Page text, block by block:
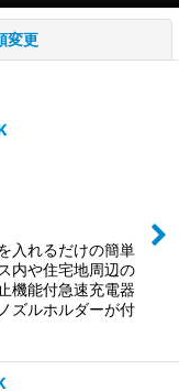
変更
入れるだけの簡単
内や住宅地周辺の
機能付急速充電器
ズルホルダーが付